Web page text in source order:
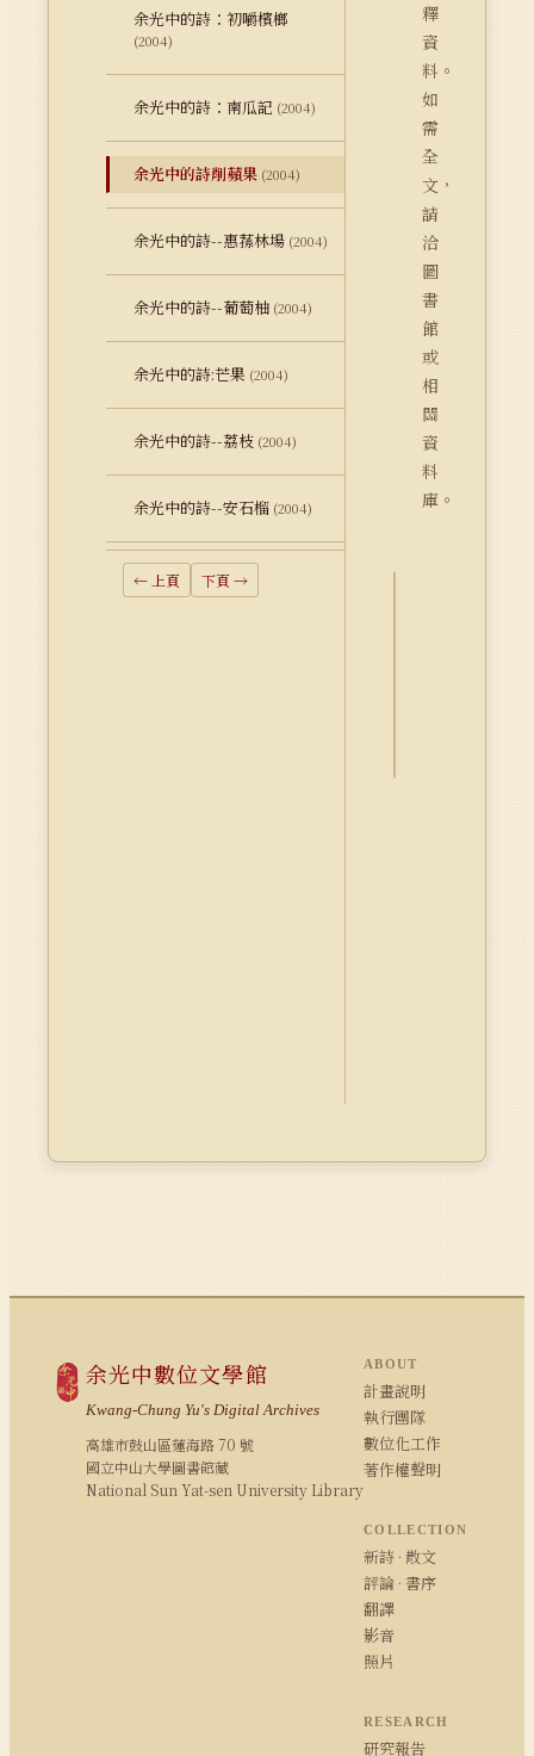
余光中的詩：初嚼檳榔
(2004)
余光中的詩：南瓜記 (2004)
余光中的詩削蘋果 (2004)
余光中的詩--惠蓀林場 (2004)
余光中的詩--葡萄柚 (2004)
余光中的詩:芒果 (2004)
余光中的詩--荔枝 (2004)
余光中的詩--安石榴 (2004)
← 上頁 下頁 →
釋
資
料。
如
需
全
文，
請
洽
圖
書
館
或
相
關
資
料
庫。
余光中數位文學館
Kwang-Chung Yu's Digital Archives
高雄市鼓山區蓮海路 70 號
國立中山大學圖書館藏
National Sun Yat-sen University Library
ABOUT
計畫說明
執行團隊
數位化工作
著作權聲明
COLLECTION
新詩 · 散文
評論 · 書序
翻譯
影音
照片
RESEARCH
研究報告